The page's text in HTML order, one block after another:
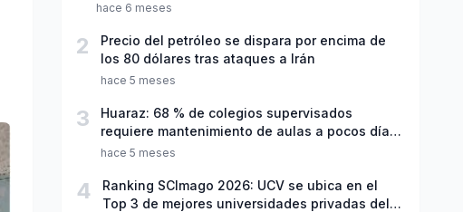
hace 6 meses
2
Precio del petróleo se dispara por encima de
los 80 dólares tras ataques a Irán
hace 5 meses
3
Huaraz: 68 % de colegios supervisados
requiere mantenimiento de aulas a pocos días
de inicio del año escolar 2026
hace 5 meses
4
Ranking SCImago 2026: UCV se ubica en el
Top 3 de mejores universidades privadas del